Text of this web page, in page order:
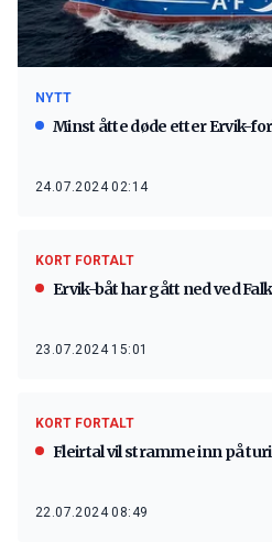
NYTT
Minst åtte døde etter Ervik-
24.07.2024 02:14
KORT FORTALT
Ervik-båt har gått ned ved
23.07.2024 15:01
KORT FORTALT
Fleirtal vil stramme inn på
22.07.2024 08:49